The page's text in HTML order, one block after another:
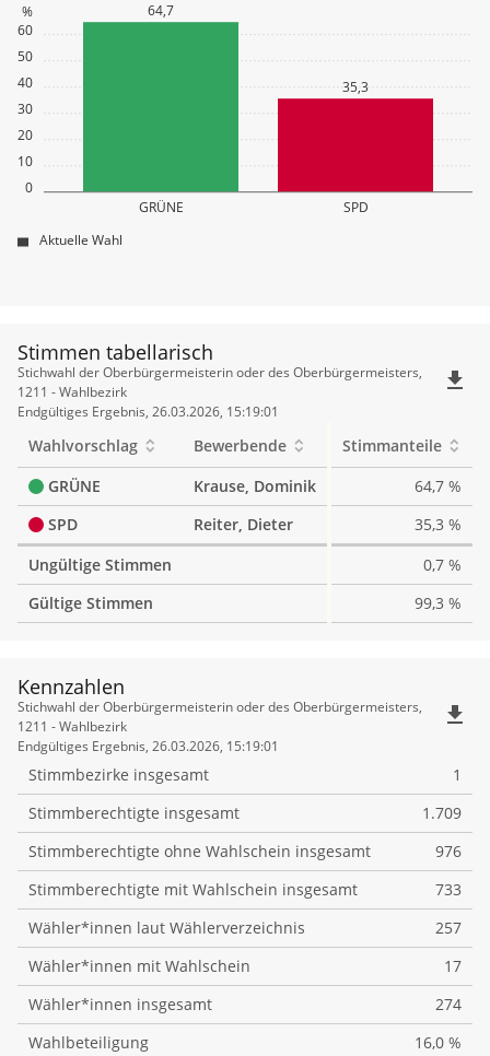
0
10
20
30
40
50
60
%
GRÜNE SPD
64,7
35,3
Aktuelle Wahl
Stimmen tabellarisch
Stimmen
tabellarisch
Stichwahl der Oberbürgermeisterin oder des Oberbürgermeisters,
1211 - Wahlbezirk
Endgültiges Ergebnis, 26.03.2026, 15:19:01
file_download
Wahlvorschlag Bewerbende
Stimmanteile
GRÜNE
Krause, Dominik
64,7 %
SPD
Reiter, Dieter
35,3 %
Ungültige Stimmen
0,7 %
Gültige Stimmen
99,3 %
Kennzahlen
Kennzahlen
Stichwahl der Oberbürgermeisterin oder des Oberbürgermeisters,
1211 - Wahlbezirk
Endgültiges Ergebnis, 26.03.2026, 15:19:01
file_download
Stimmbezirke insgesamt
1
Stimmberechtigte insgesamt
1.709
Stimmberechtigte ohne Wahlschein insgesamt
976
Stimmberechtigte mit Wahlschein insgesamt
733
Wähler*innen laut Wählerverzeichnis
257
Wähler*innen mit Wahlschein
17
Wähler*innen insgesamt
274
Wahlbeteiligung
16,0 %